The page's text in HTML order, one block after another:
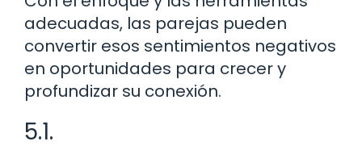
adecuadas, las parejas pueden
convertir esos sentimientos negativos
en oportunidades para crecer y
profundizar su conexión.
5.1.